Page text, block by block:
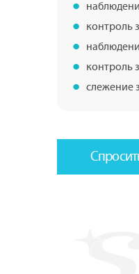
контроль
контроль
слежение